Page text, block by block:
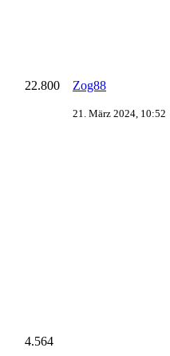
22.800 Zog88
21. März 2024, 10:52
4.564